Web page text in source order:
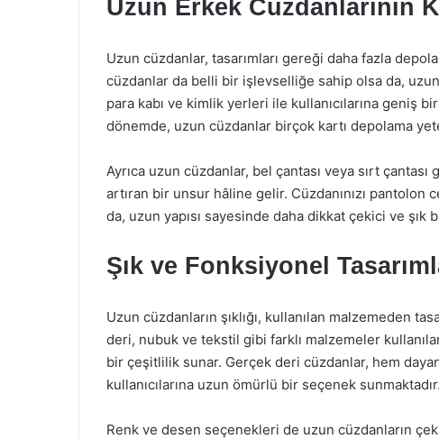
Uzun Erkek Cüzdanlarının
Uzun cüzdanlar, tasarımları gereği daha fazla
cüzdanlar da belli bir işlevselliğe sahip olsa da,
para kabı ve kimlik yerleri ile kullanıcılarına geniş
dönemde, uzun cüzdanlar birçok kartı depolama
Ayrıca uzun cüzdanlar, bel çantası veya sırt
artıran bir unsur hâline gelir. Cüzdanınızı pantolon
da, uzun yapısı sayesinde daha dikkat çekici ve şık
Şık ve Fonksiyonel
Uzun cüzdanların şıklığı, kullanılan malzemeden
deri, nubuk ve tekstil gibi farklı malzemeler
bir çeşitlilik sunar. Gerçek deri cüzdanlar, hem
kullanıcılarına uzun ömürlü bir seçenek sunmaktadır.
Renk ve desen seçenekleri de uzun cüzdanların